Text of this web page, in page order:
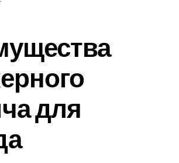
для